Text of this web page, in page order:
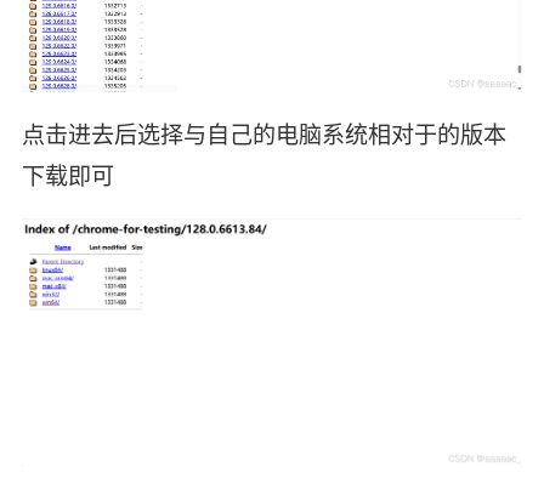
点击进去后选择与自己的电脑系统相对于的版本
下载即可